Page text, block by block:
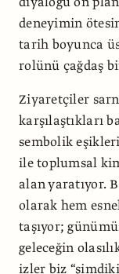
deneyimin
tarih boyunca
rolünü çağdaş
Ziyaretçiler
karşılaştıkları
sembolik
ile toplumsal
alan yaratıyor.
olarak hem
taşıyor;
geleceğin
izler biz